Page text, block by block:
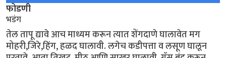
फोडणी
भडंग
तेल तापू द्यावे आच माध्यम करून त्यात शेंगदाणे घालावेत मग
मोहरी,जिरे,हिंग, हळद घालावी. लगेच कडीपत्ता व लसूण घालून